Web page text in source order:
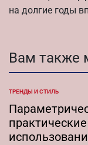
на долгие годы
Вам также
ОПУБЛИКОВАНО
В
ТРЕНДЫ И СТИЛЬ